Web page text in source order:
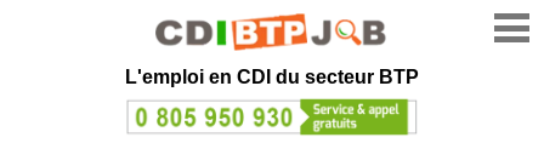
L'emploi en CDI du secteur BTP